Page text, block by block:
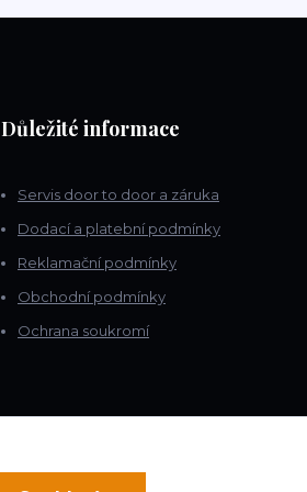
Důležité informace
Servis door to door a záruka
Dodací a platební podmínky
Reklamační podmínky
Obchodní podmínky
Ochrana soukromí